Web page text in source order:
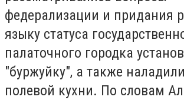
федерализации и придания
языку статуса
палаточного городка
"буржуйку", а также
полевой кухни. По словам